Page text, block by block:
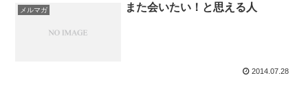
メルマガ また会いたい！と思える人
2014.07.28